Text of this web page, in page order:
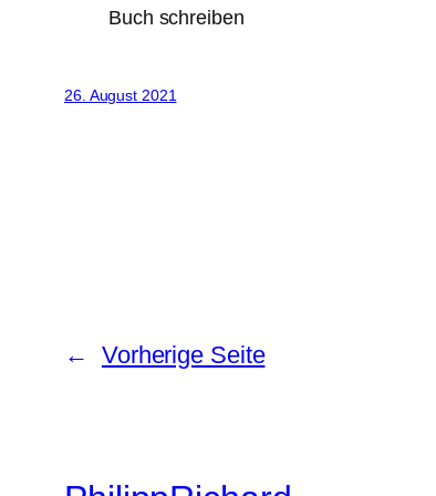
Buch schreiben
26. August 2021
← Vorherige Seite